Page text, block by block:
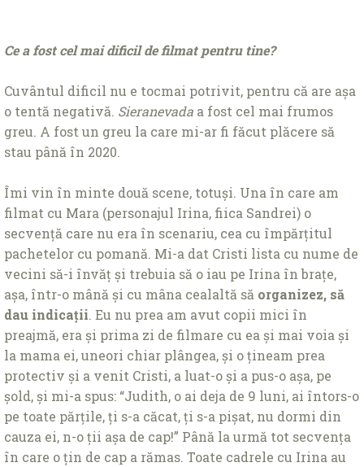
Ce a fost cel mai dificil de filmat pentru tine?
Cuvântul dificil nu e tocmai potrivit, pentru că are așa
o tentă negativă. Sieranevada a fost cel mai frumos
greu. A fost un greu la care mi-ar fi făcut plăcere să
stau până în 2020.
Îmi vin în minte două scene, totuși. Una în care am
filmat cu Mara (personajul Irina, fiica Sandrei) o
secvență care nu era în scenariu, cea cu împărțitul
pachetelor cu pomană. Mi-a dat Cristi lista cu nume de
vecini să-i învăț și trebuia să o iau pe Irina în brațe,
așa, într-o mână și cu mâna cealaltă să organizez, să
dau indicații. Eu nu prea am avut copii mici în
preajmă, era și prima zi de filmare cu ea și mai voia și
la mama ei, uneori chiar plângea, și o țineam prea
protectiv și a venit Cristi, a luat-o și a pus-o așa, pe
șold, și mi-a spus: “Judith, o ai deja de 9 luni, ai întors-o
pe toate părțile, ți s-a căcat, ți s-a pișat, nu dormi din
cauza ei, n-o ții așa de cap!” Până la urmă tot secvența
în care o țin de cap a rămas. Toate cadrele cu Irina au